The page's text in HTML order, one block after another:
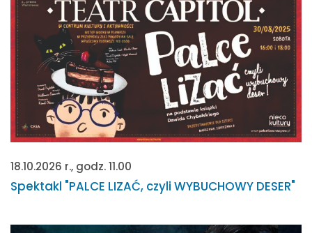
18.10.2026 r., godz. 11.00
Spektakl "PALCE LIZAĆ, czyli WYBUCHOWY DESER"